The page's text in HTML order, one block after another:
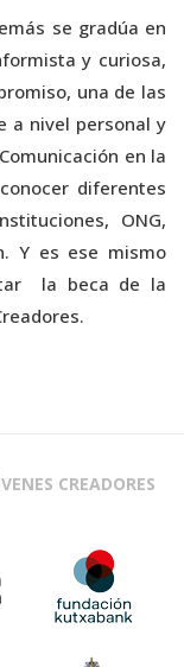
se gradúa en
y curiosa,
una de las
a nivel personal y
en la
diferentes
ONG,
Y es ese mismo
la beca de la
CREADORES